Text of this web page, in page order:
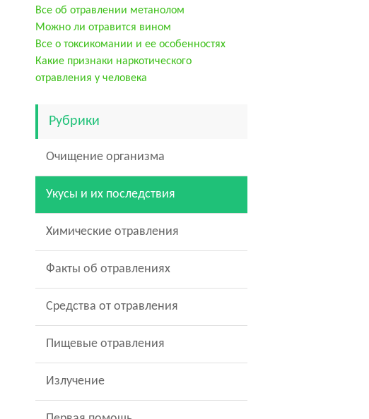
Все об отравлении метанолом
Можно ли отравится вином
Все о токсикомании и ее особенностях
Какие признаки наркотического
отравления у человека
Рубрики
Очищение организма
Укусы и их последствия
Химические отравления
Факты об отравлениях
Средства от отравления
Пищевые отравления
Излучение